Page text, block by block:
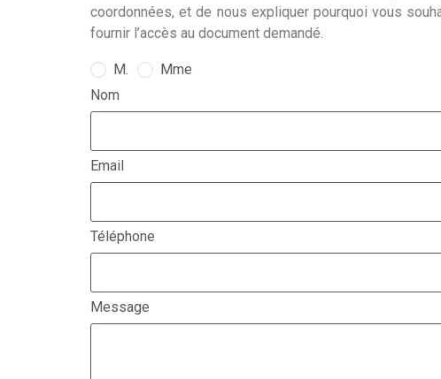
coordonnées, et de nous expliquer pourquoi vous
fournir l’accès au document demandé.
M.
Mme
Nom
Email
Téléphone
Message